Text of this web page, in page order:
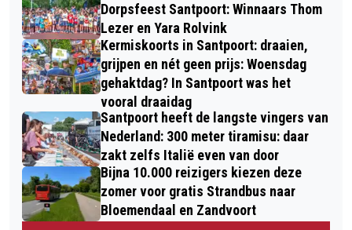
Dorpsfeest Santpoort: Winnaars Thom
Lezer en Yara Rolvink
Kermiskoorts in Santpoort: draaien,
grijpen en nét geen prijs: Woensdag
gehaktdag? In Santpoort was het
vooral draaidag
Santpoort heeft de langste vingers van
Nederland: 300 meter tiramisu: daar
zakt zelfs Italië even van door
Bijna 10.000 reizigers kiezen deze
zomer voor gratis Strandbus naar
Bloemendaal en Zandvoort